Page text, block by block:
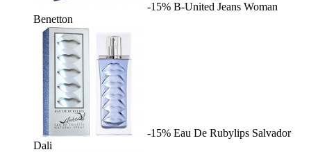
-15% B-United Jeans Woman
Benetton
-15% Eau De Rubylips Salvador
Dali